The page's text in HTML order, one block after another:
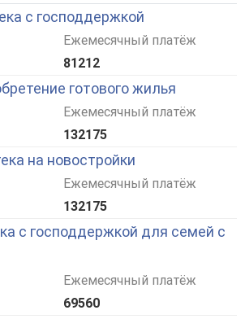
с господдержкой
Ежемесячный платёж
81212
готового жилья
Ежемесячный платёж
132175
на новостройки
Ежемесячный платёж
132175
с господдержкой для семей с
Ежемесячный платёж
69560